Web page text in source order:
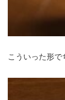
こういった形で